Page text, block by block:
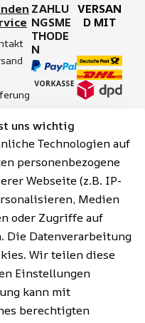
uns wichtig
Technologien auf
personenbezogene
Webseite (z.B. IP-
Medien
oder Zugriffe auf
Die Datenverarbeitung
Wir teilen diese
Einstellungen
kann mit
berechtigten
ZAHLU
NGSME
THODE
N
VERSAN
D MIT
|